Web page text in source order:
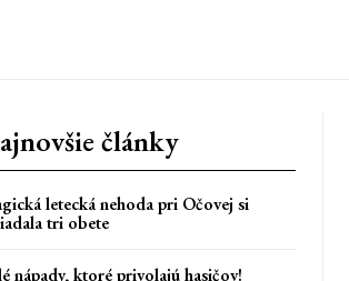
články
letecká nehoda pri Očovej si
tri obete
nápady, ktoré privolajú hasičov!